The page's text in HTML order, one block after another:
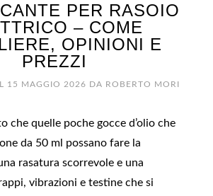
PER RASOIO
– COME
OPINIONI E
PREZZI
15 MAGGIO 2026 DA ROBERTO MORI
che quelle poche gocce d’olio che
da 50 ml possano fare la
rasatura scorrevole e una
vibrazioni e testine che si